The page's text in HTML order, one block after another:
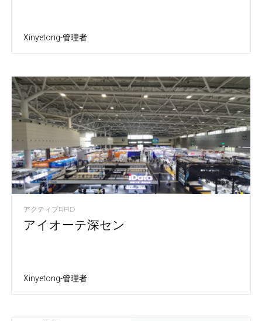
Xinyetong-管理者
アクティブRFID
アイオーテ深セン
Xinyetong-管理者